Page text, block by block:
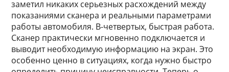
заметил никаких серьезных расхождений между
показаниями сканера и реальными параметрами
работы автомобиля. В-четвертых, быстрая работа.
Сканер практически мгновенно подключается и
выводит необходимую информацию на экран. Это
особенно ценно в ситуациях, когда нужно быстро